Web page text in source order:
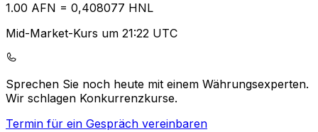
1.00 AFN = 0,408077 HNL
Mid-Market-Kurs um 21:22 UTC
Sprechen Sie noch heute mit einem Währungsexperten.
Wir schlagen Konkurrenzkurse.
Termin für ein Gespräch vereinbaren